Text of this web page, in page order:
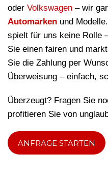
oder Volkswagen – wir
Automarken und
spielt für uns keine Rolle
Sie einen fairen und
Sie die Zahlung per
Überweisung – einfach,
Überzeugt? Fragen Sie
profitieren Sie von
ANFRAGE STARTEN